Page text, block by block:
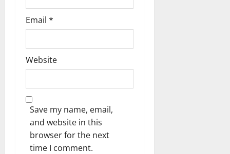
Email *
Website
Save my name, email,
and website in this
browser for the next
time I comment.